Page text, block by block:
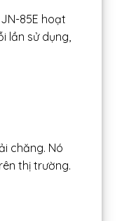
85E hoạt
lần sử dụng,
chăng. Nó
thị trường.